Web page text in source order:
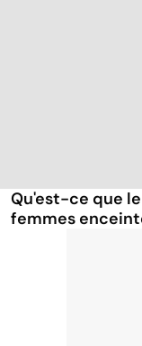
Qu'est-ce que
femmes